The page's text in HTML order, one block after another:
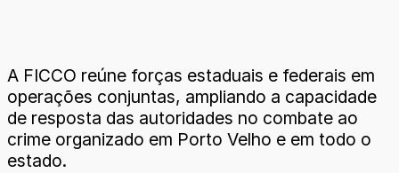
A FICCO reúne forças estaduais e federais em
operações conjuntas, ampliando a capacidade
de resposta das autoridades no combate ao
crime organizado em Porto Velho e em todo o
estado.